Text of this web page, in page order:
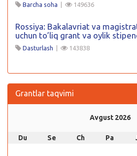
Barcha soha | 149636
Rossiya: Bakalavriat va
uchun to’liq grant va oylik
Dasturlash | 143838
Grantlar taqvimi
Avgust 2026
Du Se Ch Pa